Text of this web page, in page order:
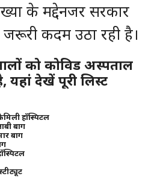
के मद्देनजर सरकार
कदम उठा रही है।
को कोव‍िड अस्‍पताल
यहां देखें पूरी ल‍िस्‍ट
हॉस्पिटल
बाग
बाग